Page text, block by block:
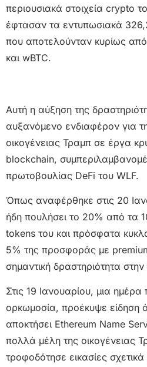
περιουσιακά στοιχεία crypto
έφτασαν τα εντυπωσιακά
που αποτελούνταν κυρίως
και wBTC.
Αυτή η αύξηση της
αυξανόμενο ενδιαφέρον για
οικογένειας Τραμπ σε έργα
blockchain,
πρωτοβουλίας DeFi του WLF.
Όπως αναφέρθηκε στις 20
ήδη πουλήσει το 20% από τα
tokens του και πρόσφατα
5% της προσφοράς με
σημαντική δραστηριότητα
Στις 19 Ιανουαρίου, μια ημέρα
ορκωμοσία, προέκυψε είδηση
αποκτήσει Ethereum Name
πολλά μέλη της οικογένειας
τροφοδότησε εικασίες